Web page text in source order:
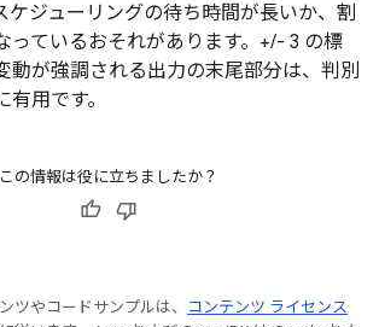
ケジューリングの待ち時間が長いか、割
っているおそれがあります。+/- 3 の標
動が強調される出力の末尾部分は、判別
用です。
この情報は役に立ちましたか？
ツやコードサンプルは、
コンテンツ ライセンス